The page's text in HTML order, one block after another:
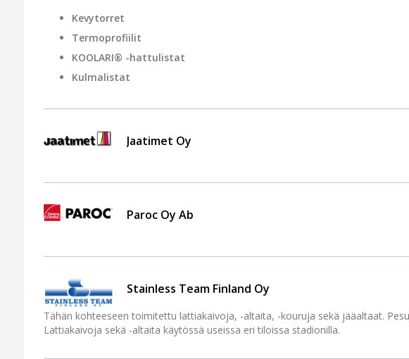
Kevytorret
Termoprofiilit
KOOLARI® -hattulistat
Kulmalistat
Jaatimet Oy
Paroc Oy Ab
Stainless Team Finland Oy
Tähän kohteeseen toimitettu lattiakaivoja, -altaita, -kouruja sekä jääaltaat.
Lattiakaivoja sekä -altaita käytössä useissa eri tiloissa stadionilla.